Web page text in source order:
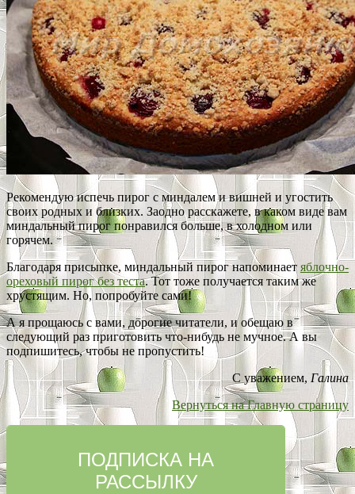
Рекомендую испечь пирог с миндалем и вишней и угостить
своих родных и близких. Заодно расскажете, в каком виде вам
миндальный пирог понравился больше, в холодном или
горячем.
Благодаря присыпке, миндальный пирог напоминаетяблочно-
ореховый пирог без теста. Тот тоже получается таким же
хрустящим. Но, попробуйте сами!
А я прощаюсь с вами, дорогие читатели, и обещаю в
следующий раз приготовить что-нибудь не мучное. А вы
подпишитесь, чтобы не пропустить!
С уважением, Галина
Вернуться на Главную страницу
ПОДПИСКА НА
РАССЫЛКУ